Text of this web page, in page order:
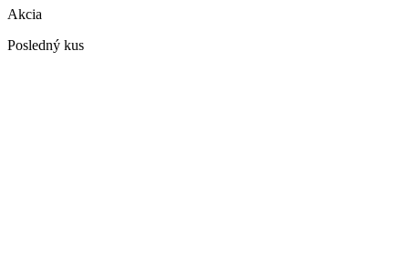
Akcia
Posledný kus